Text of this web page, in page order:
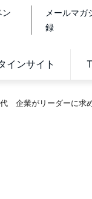
ン
メールマガ
録
インサイト
企業がリーダーに求